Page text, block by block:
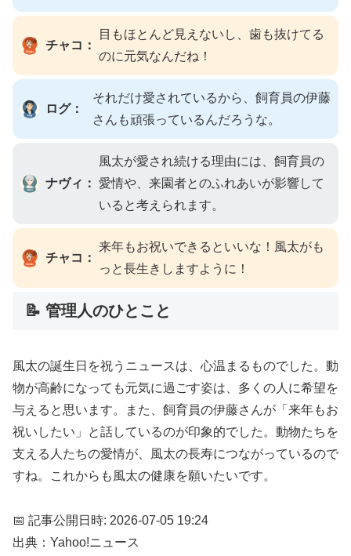
チャコ：
目もほとんど見えないし、歯も抜けてる
のに元気なんだね！
ログ：
それだけ愛されているから、飼育員の伊藤
さんも頑張っているんだろうな。
ナヴィ：
風太が愛され続ける理由には、飼育員の
愛情や、来園者とのふれあいが影響して
いると考えられます。
チャコ：
来年もお祝いできるといいな！風太がも
っと長生きしますように！
📝 管理人のひとこと
風太の誕生日を祝うニュースは、心温まるものでした。動
物が高齢になっても元気に過ごす姿は、多くの人に希望を
与えると思います。また、飼育員の伊藤さんが「来年もお
祝いしたい」と話しているのが印象的でした。動物たちを
支える人たちの愛情が、風太の長寿につながっているので
すね。これからも風太の健康を願いたいです。
📅 記事公開日時: 2026-07-05 19:24
出典：Yahoo!ニュース